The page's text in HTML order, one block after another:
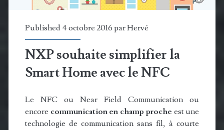
Published 4 octobre 2016 parHervé
NXP souhaite simplifier la
Smart Home avec le NFC
Le NFC ou Near Field Communication ou
encore communication en champ proche est une
technologie de communication sans fil, à courte